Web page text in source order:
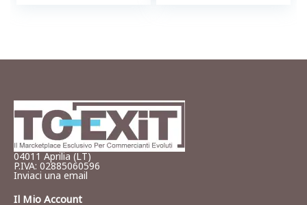
04011 Aprilia (LT)
P.IVA: 02885060596
Inviaci una email
Il Mio Account